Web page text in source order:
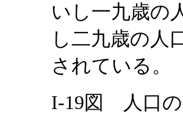
いし一九歳の
し二九歳の人
されている。
I-19図 人口の